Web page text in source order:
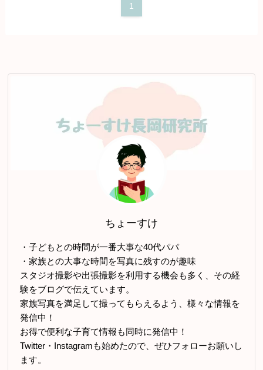
1
ちょーすけ
・子どもとの時間が一番大事な40代パパ
・家族との大事な時間を写真に残すのが趣味
スタジオ撮影や出張撮影を利用する機会も多く、その経
験をブログで伝えています。
家族写真を満足して撮ってもらえるよう、様々な情報を
発信中！
お得で便利な子育て情報も同時に発信中！
Twitter・Instagramも始めたので、ぜひフォローお願いし
ます。